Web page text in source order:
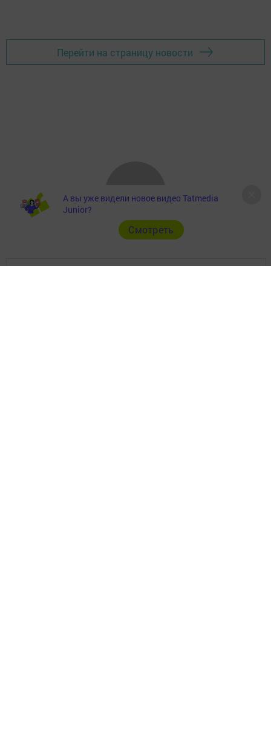
Перейти на страницу новости
А вы уже видели новое видео Tatmedia
Junior?
Cмотреть